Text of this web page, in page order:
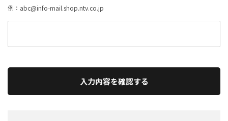
例：abc@info-mail.shop.ntv.co.jp
入力内容を確認する